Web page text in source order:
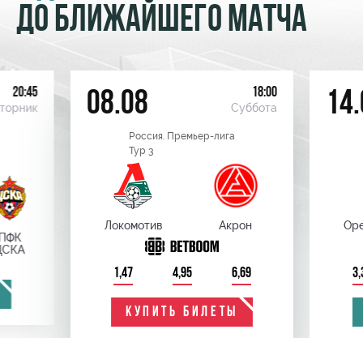
ДО БЛИЖАЙШЕГО МАТЧА
20:45 08.08 18:00
Суббота
Россия. Премьер-лига
Тур 3
Локомотив Акрон
1,47 4,95 6,69
КУПИТЬ БИЛЕТЫ